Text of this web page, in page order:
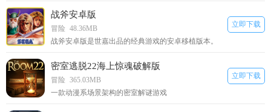
战斧安卓版
冒险 48.36MB
战斧安卓版是世嘉出品的经典游戏的安卓移植版本。
立即下载
密室逃脱22海上惊魂破解版
冒险 365.03MB
一款动漫系场景架构的密室解谜游戏
立即下载